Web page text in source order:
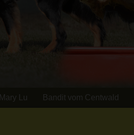
Mary Lu Bandit vom Centwald